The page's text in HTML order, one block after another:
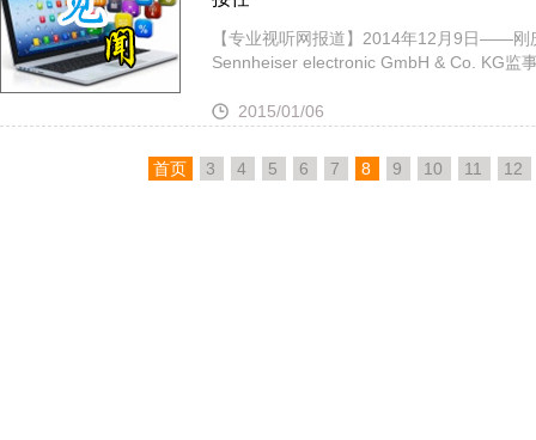
【专业视听网报道】2014年12月9日——
Sennheiser electronic GmbH & Co. KG监
2015/01/06
首页 3 4 5 6 7 8 9 10 11 12